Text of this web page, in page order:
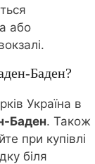
або
Баден?
Україна в
Баден. Також
при купівлі
біля